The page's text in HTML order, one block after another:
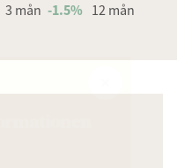
3 mån -1.5% 12 mån